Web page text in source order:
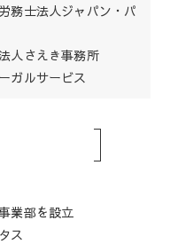
士法人ジャパン・パ
人さえき事務所
ガルサービス
業部を設立
ス